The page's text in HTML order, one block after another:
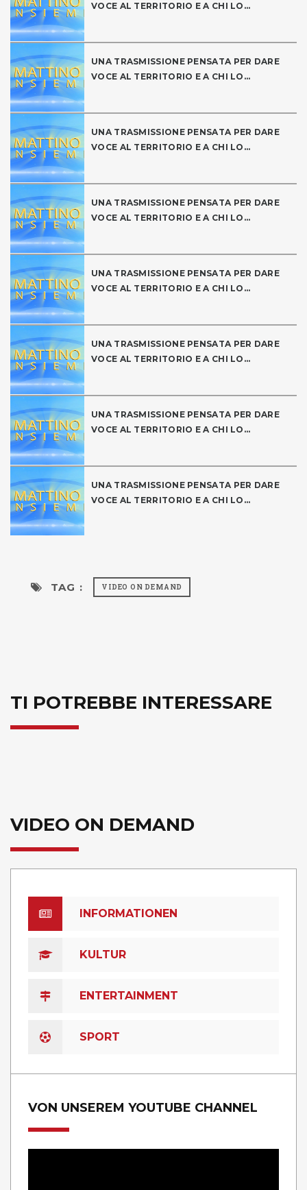
VOCE AL TERRITORIO E A CHI LO...
UNA TRASMISSIONE PENSATA PER DARE
VOCE AL TERRITORIO E A CHI LO...
UNA TRASMISSIONE PENSATA PER DARE
VOCE AL TERRITORIO E A CHI LO...
UNA TRASMISSIONE PENSATA PER DARE
VOCE AL TERRITORIO E A CHI LO...
UNA TRASMISSIONE PENSATA PER DARE
VOCE AL TERRITORIO E A CHI LO...
UNA TRASMISSIONE PENSATA PER DARE
VOCE AL TERRITORIO E A CHI LO...
UNA TRASMISSIONE PENSATA PER DARE
VOCE AL TERRITORIO E A CHI LO...
UNA TRASMISSIONE PENSATA PER DARE
VOCE AL TERRITORIO E A CHI LO...
TAG : VIDEO ON DEMAND
TI POTREBBE INTERESSARE
VIDEO ON DEMAND
INFORMATIONEN
KULTUR
ENTERTAINMENT
SPORT
VON UNSEREM YOUTUBE CHANNEL